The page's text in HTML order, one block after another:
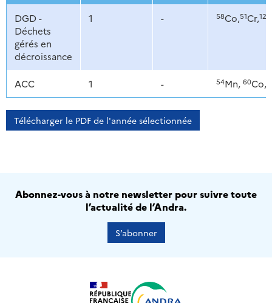
DGD -
Déchets
gérés en
décroissance
1 - 58Co,51Cr,125
ACC 1 - 54Mn, 60Co,
Télécharger le PDF de l'année sélectionnée
Abonnez-vous à notre newsletter pour suivre toute
l’actualité de l’Andra.
S’abonner